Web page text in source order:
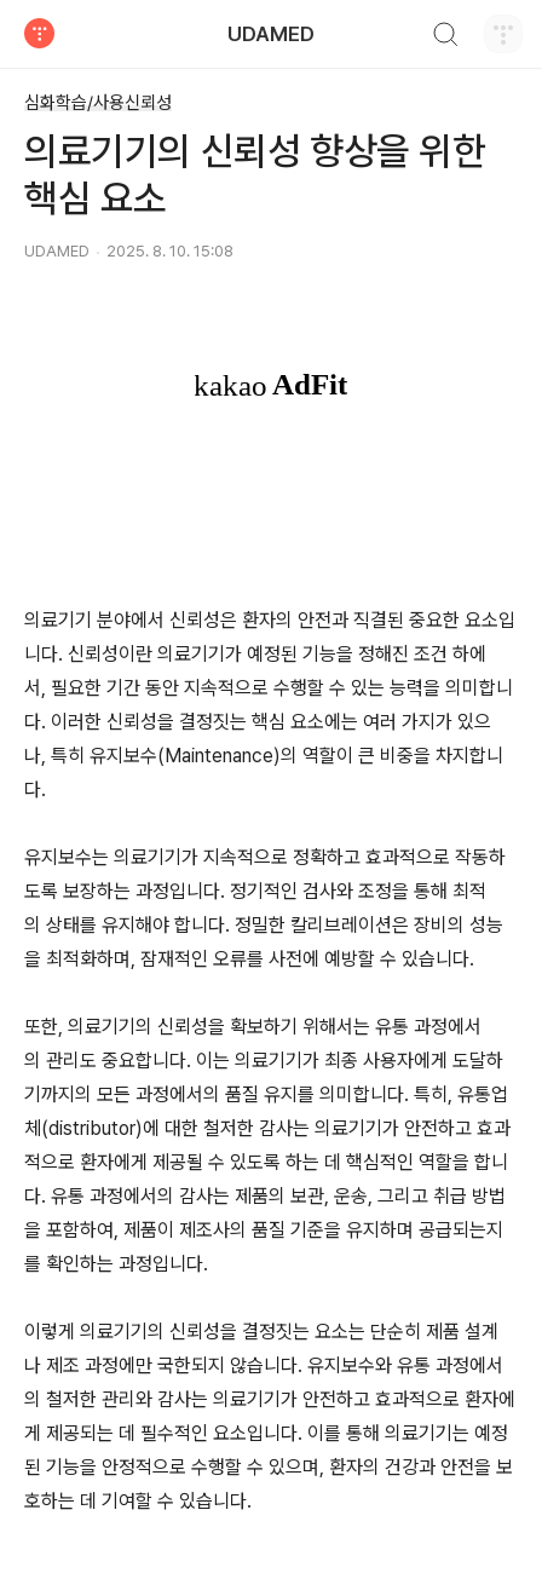
UDAMED
심화학습/사용신뢰성
의료기기의 신뢰성 향상을 위한
핵심 요소
UDAMED 2025. 8. 10. 15:08
의료기기 분야에서 신뢰성은 환자의 안전과 직결된 중요한 요소입
니다. 신뢰성이란 의료기기가 예정된 기능을 정해진 조건 하에
서, 필요한 기간 동안 지속적으로 수행할 수 있는 능력을 의미합니
다. 이러한 신뢰성을 결정짓는 핵심 요소에는 여러 가지가 있으
나, 특히 유지보수(Maintenance)의 역할이 큰 비중을 차지합니
다.
유지보수는 의료기기가 지속적으로 정확하고 효과적으로 작동하
도록 보장하는 과정입니다. 정기적인 검사와 조정을 통해 최적
의 상태를 유지해야 합니다. 정밀한 칼리브레이션은 장비의 성능
을 최적화하며, 잠재적인 오류를 사전에 예방할 수 있습니다.
또한, 의료기기의 신뢰성을 확보하기 위해서는 유통 과정에서
의 관리도 중요합니다. 이는 의료기기가 최종 사용자에게 도달하
기까지의 모든 과정에서의 품질 유지를 의미합니다. 특히, 유통업
체(distributor)에 대한 철저한 감사는 의료기기가 안전하고 효과
적으로 환자에게 제공될 수 있도록 하는 데 핵심적인 역할을 합니
다. 유통 과정에서의 감사는 제품의 보관, 운송, 그리고 취급 방법
을 포함하여, 제품이 제조사의 품질 기준을 유지하며 공급되는지
를 확인하는 과정입니다.
이렇게 의료기기의 신뢰성을 결정짓는 요소는 단순히 제품 설계
나 제조 과정에만 국한되지 않습니다. 유지보수와 유통 과정에서
의 철저한 관리와 감사는 의료기기가 안전하고 효과적으로 환자에
게 제공되는 데 필수적인 요소입니다. 이를 통해 의료기기는 예정
된 기능을 안정적으로 수행할 수 있으며, 환자의 건강과 안전을 보
호하는 데 기여할 수 있습니다.